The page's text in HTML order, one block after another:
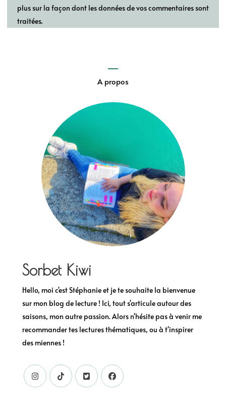
plus sur la façon dont les données de vos commentaires sont
traitées.
A propos
Sorbet Kiwi
Hello, moi c'est Stéphanie et je te souhaite la bienvenue
sur mon blog de lecture ! Ici, tout s'articule autour des
saisons, mon autre passion. Alors n'hésite pas à venir me
recommander tes lectures thématiques, ou à t'inspirer
des miennes !